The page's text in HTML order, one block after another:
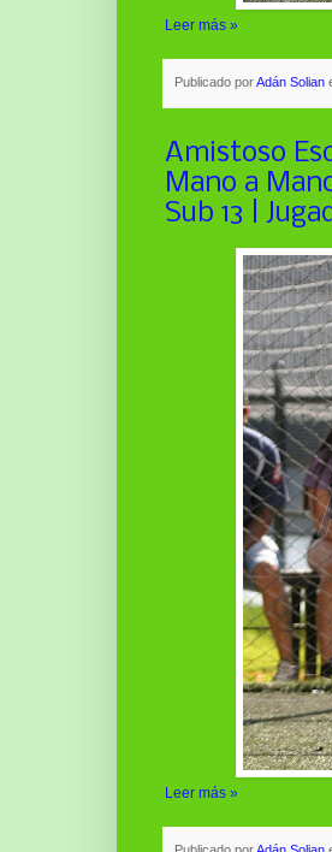
Leer más »
Publicado porAdán Solian
Amistoso
Mano a
Sub 13 |
Leer más »